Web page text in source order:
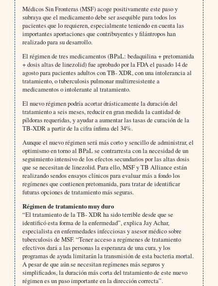
Médicos Sin Fronteras (MSF) acoge positivamente este paso y
subraya que el medicamento debe ser asequible para todos los
pacientes que lo requieren, especialmente teniendo en cuenta las
importantes aportaciones que contribuyentes y filántropos han
realizado para su desarrollo.
El régimen de tres medicamentos (BPaL: bedaquilina + pretomanida
+ dosis altas de linezolid) fue aprobado por la FDA el pasado 14 de
agosto para pacientes adultos con TB- XDR, con una intolerancia al
tratamiento, o tuberculosis pulmonar multirresistente a
medicamentos o intolerante al tratamiento.
El nuevo régimen podría acortar drásticamente la duración del
tratamiento a seis meses, reducir en gran medida la cantidad de
píldoras requeridas, y ayudar a aumentar las tasas de curación de la
TB-XDR a partir de la cifra ínfima del 34%.
Aunque el nuevo régimen será más corto y sencillo de administrar, el
optimismo en torno al BPaL se contrarresta con la necesidad de un
seguimiento intensivo de los efectos secundarios por las altas dosis
que se necesitan de linezolid. Para ello, MSF y TB Alliance están
realizando sendos ensayos clínicos para evaluar más a fondo los
regímenes que contienen pretomanida, para tratar de identificar
futuras opciones de tratamiento más seguras.
Régimen de tratamiento muy duro
“El tratamiento de la TB- XDR ha sido terrible desde que se
identificó esta forma de la enfermedad”, explica Jay Achar,
especialista en enfermedades infecciosas y asesor médico sobre
tuberculosis de MSF. “Tener acceso a regímenes de tratamiento
efectivos dará a las personas la esperanza de una cura, y los
programas de ayuda limitarán la transmisión de esta bacteria mortal.
A pesar de que aún se necesitan regímenes más seguros y
simplificados, la duración más corta del tratamiento de este nuevo
régimen es un paso importante en la dirección correcta”.